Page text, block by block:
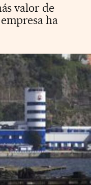
valor de
ha